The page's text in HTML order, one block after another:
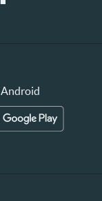
Android